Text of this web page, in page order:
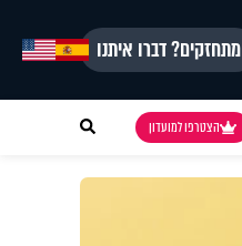
מתחזקים? דברו איתנו
הצטרפו למועדון